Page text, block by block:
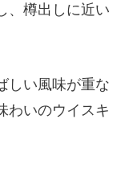
、樽出しに近い
しい風味が重な
わいのウイスキ